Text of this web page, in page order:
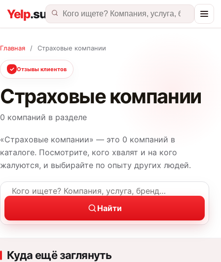
Главная / Страховые компании
✓ Отзывы клиентов
Страховые компании
0 компаний в разделе
«Страховые компании» — это 0 компаний в
каталоге. Посмотрите, кого хвалят и на кого
жалуются, и выбирайте по опыту других людей.
Название компании или услуга
Найти
Куда ещё заглянуть